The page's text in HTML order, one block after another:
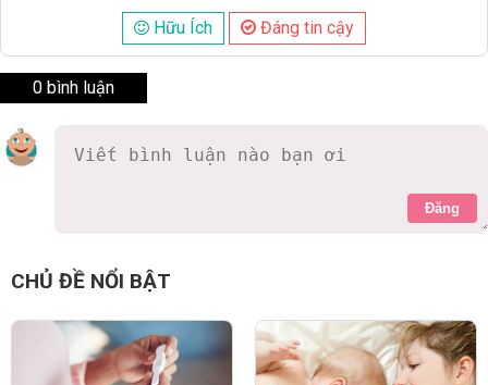
Hữu Ích
Đáng tin cậy
0 bình luận
Đăng
CHỦ ĐỀ NỔI BẬT